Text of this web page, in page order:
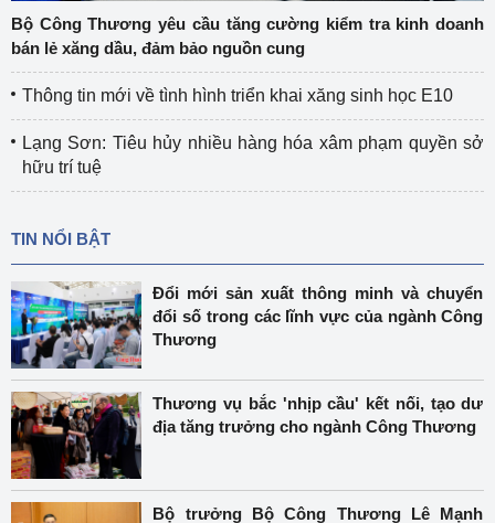
Bộ Công Thương yêu cầu tăng cường kiểm tra kinh doanh
bán lẻ xăng dầu, đảm bảo nguồn cung
Thông tin mới về tình hình triển khai xăng sinh học E10
Lạng Sơn: Tiêu hủy nhiều hàng hóa xâm phạm quyền sở
hữu trí tuệ
TIN NỔI BẬT
Đổi mới sản xuất thông minh và chuyển
đổi số trong các lĩnh vực của ngành Công
Thương
Thương vụ bắc 'nhịp cầu' kết nối, tạo dư
địa tăng trưởng cho ngành Công Thương
Bộ trưởng Bộ Công Thương Lê Mạnh